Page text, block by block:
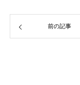
前の記事